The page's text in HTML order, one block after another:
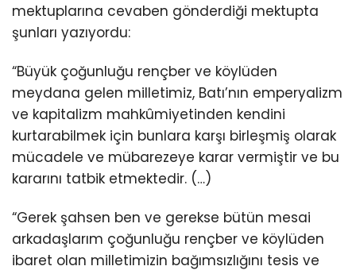
mektuplarına cevaben gönderdiği mektupta
şunları yazıyordu:
“Büyük çoğunluğu rençber ve köylüden
meydana gelen milletimiz, Batı’nın emperyalizm
ve kapitalizm mahkûmiyetinden kendini
kurtarabilmek için bunlara karşı birleşmiş olarak
mücadele ve mübarezeye karar vermiştir ve bu
kararını tatbik etmektedir. (…)
“Gerek şahsen ben ve gerekse bütün mesai
arkadaşlarım çoğunluğu rençber ve köylüden
ibaret olan milletimizin bağımsızlığını tesis ve